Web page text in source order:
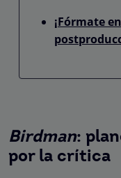
¡Fórmate
Birdman:
por la crítica